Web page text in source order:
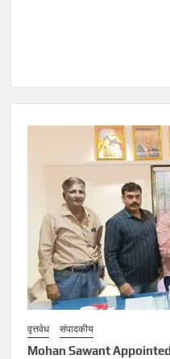
वृत्तवेध संपादकीय
Mohan Sawant